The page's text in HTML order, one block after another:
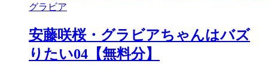
グラビア
安藤咲桜・グラビアちゃんはバズ
りたい04【無料分】